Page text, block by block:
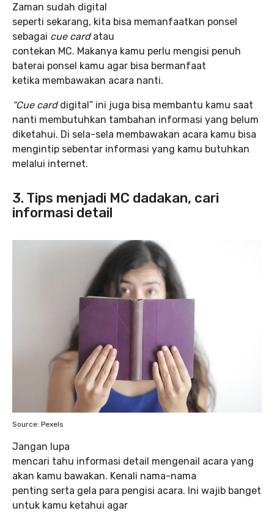
Zaman sudah digital
seperti sekarang, kita bisa memanfaatkan ponsel
sebagai cue card atau
contekan MC. Makanya kamu perlu mengisi penuh
baterai ponsel kamu agar bisa bermanfaat
ketika membawakan acara nanti.
“Cue card digital” ini juga bisa membantu kamu saat
nanti membutuhkan tambahan informasi yang belum
diketahui. Di sela-sela membawakan acara kamu bisa
mengintip sebentar informasi yang kamu butuhkan
melalui internet.
3. Tips menjadi MC dadakan, cari
informasi detail
Source: Pexels
Jangan lupa
mencari tahu informasi detail mengenail acara yang
akan kamu bawakan. Kenali nama-nama
penting serta gela para pengisi acara. Ini wajib banget
untuk kamu ketahui agar